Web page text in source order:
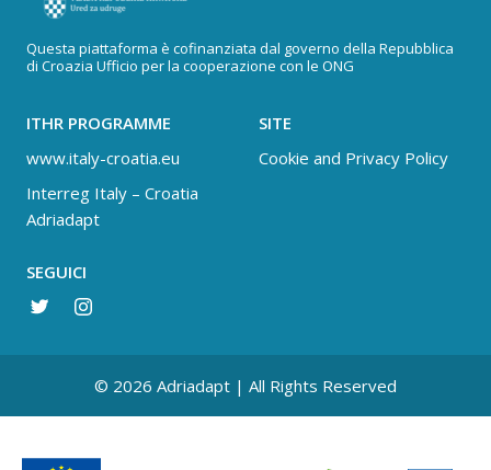
Questa piattaforma è cofinanziata dal governo della Repubblica
di Croazia Ufficio per la cooperazione con le ONG
ITHR PROGRAMME
www.italy-croatia.eu
Interreg Italy – Croatia
Adriadapt
SITE
Cookie and Privacy Policy
SEGUICI
© 2026 Adriadapt | All Rights Reserved